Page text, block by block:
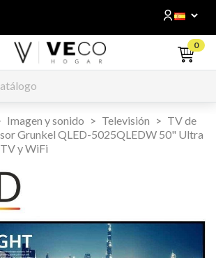
0
Imagen y sonido Televisión
TV de
Grunkel QLED-5025QLEDW 50" Ultra
y WiFi